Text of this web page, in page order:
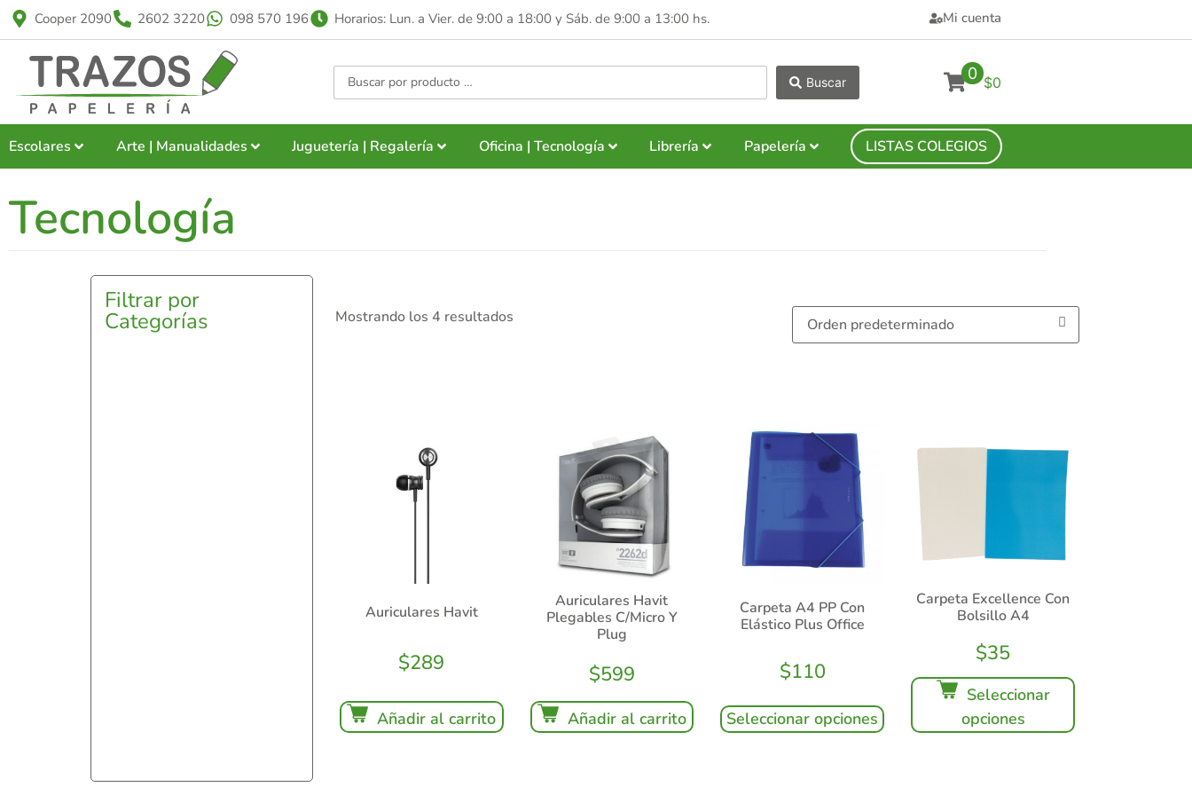
Cooper 2090 2602 3220 098 570 196 Horarios: Lun. a Vier. de 9:00 a 18:00 y Sáb. de 9:00 a 13:00 hs. Mi cuenta
Buscar 0 $0
Escolares Arte | Manualidades Juguetería | Regalería Oficina | Tecnología Librería Papelería LISTAS COLEGIOS
Tecnología
Filtrar por
Categorías Mostrando los 4 resultados
Auriculares Havit
$289
Añadir al carrito
Auriculares Havit
Plegables C/Micro Y
Plug
$599
Añadir al carrito
Carpeta A4 PP Con
Elástico Plus Office
$110
Seleccionar opciones
Carpeta Excellence Con
Bolsillo A4
$35
Seleccionar
opciones